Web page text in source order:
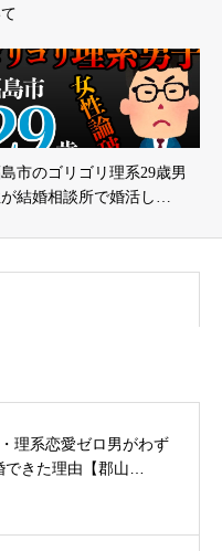
市のゴリゴリ理系29歳男
結婚相談所で婚活し…
理系恋愛ゼロ男がわず
きた理由【郡山…